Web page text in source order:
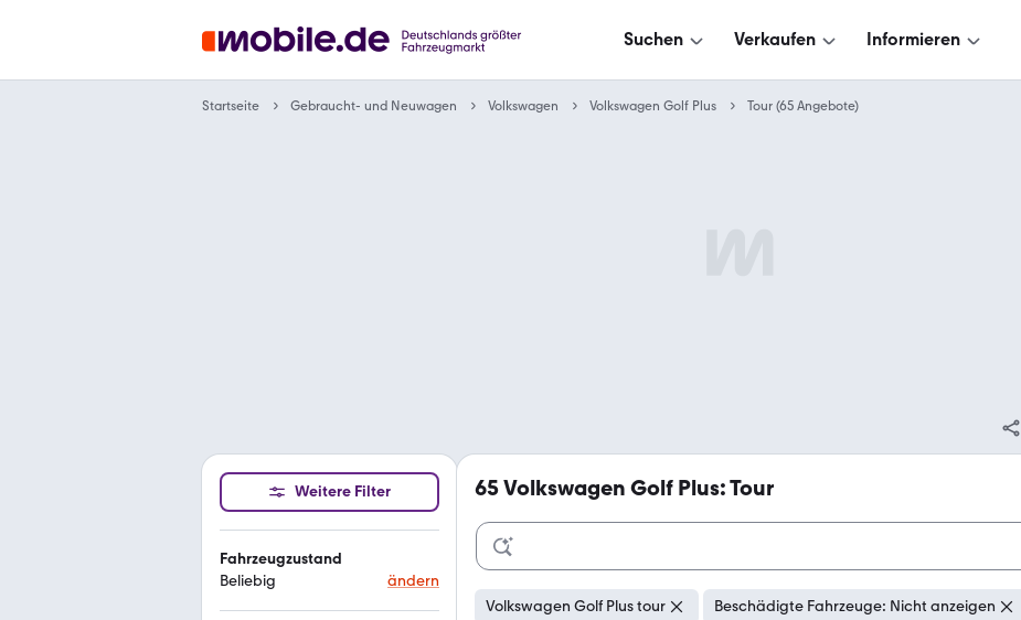
Suchen Verkaufen Informieren
Startseite Gebraucht- und Neuwagen Volkswagen Volkswagen Golf Plus Tour (65 Angebote)
Weitere Filter
Fahrzeugzustand
Beliebig
ändern
65Volkswagen Golf Plus: Tour
Volkswagen Golf Plus tour Beschädigte Fahrzeuge: Nicht anzeigen